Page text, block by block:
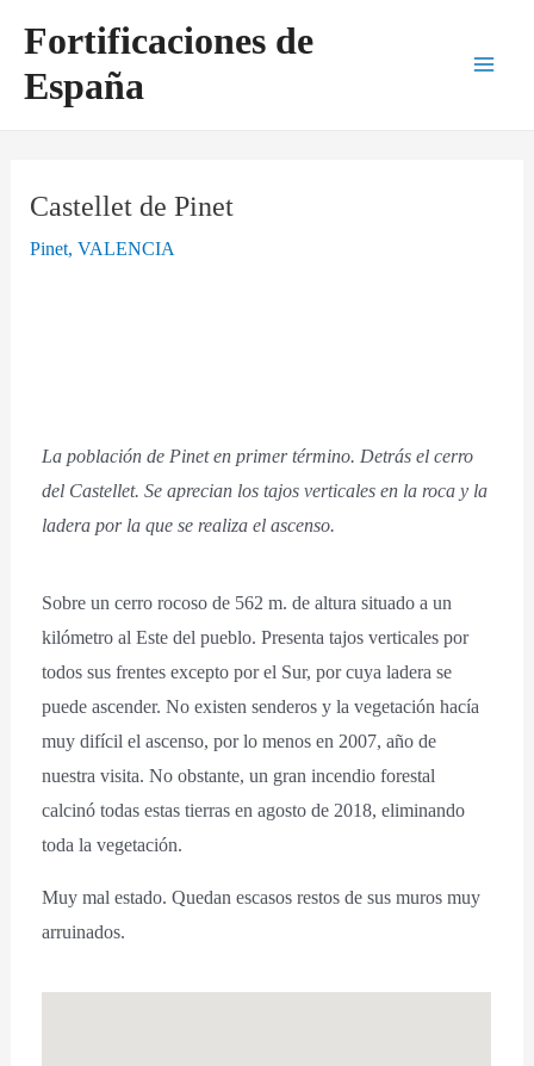
contenido
Fortificaciones de
España
Castellet de Pinet
Pinet,VALENCIA
La población de Pinet en primer término. Detrás el cerro
del Castellet. Se aprecian los tajos verticales en la roca y la
ladera por la que se realiza el ascenso.
Sobre un cerro rocoso de 562 m. de altura situado a un
kilómetro al Este del pueblo. Presenta tajos verticales por
todos sus frentes excepto por el Sur, por cuya ladera se
puede ascender. No existen senderos y la vegetación hacía
muy difícil el ascenso, por lo menos en 2007, año de
nuestra visita. No obstante, un gran incendio forestal
calcinó todas estas tierras en agosto de 2018, eliminando
toda la vegetación.
Muy mal estado. Quedan escasos restos de sus muros muy
arruinados.
de
entradas